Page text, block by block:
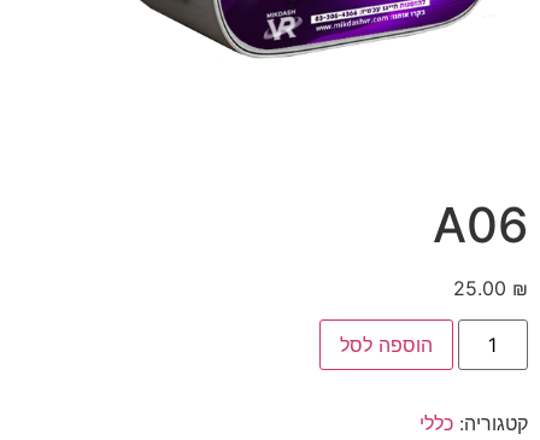
A06
25.00 ₪
הוספה לסל
קטגוריה: כללי